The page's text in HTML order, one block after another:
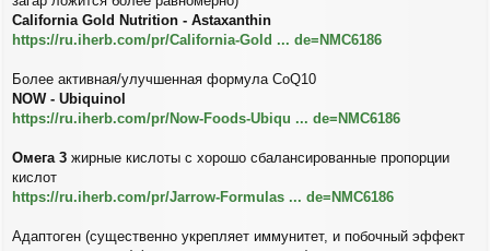
California Gold Nutrition - Astaxanthin
https://ru.iherb.com/pr/California-Gold ... de=NMC6186
Более активная/улучшенная формула CoQ10
NOW - Ubiquinol
https://ru.iherb.com/pr/Now-Foods-Ubiqu ... de=NMC6186
Омега 3 жирные кислоты с хорошо сбалансированные пропорции
кислот
https://ru.iherb.com/pr/Jarrow-Formulas ... de=NMC6186
Адаптоген (существенно укрепляет иммунитет, и побочный эффект